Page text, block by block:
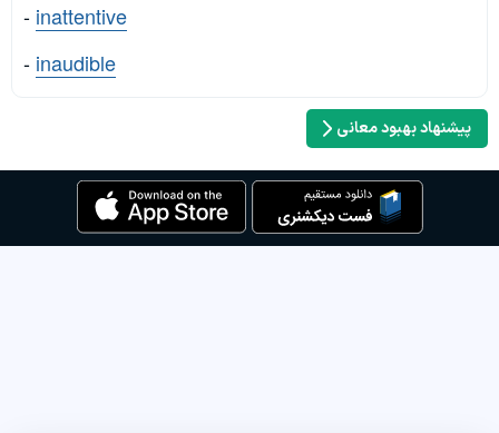
- inattentive
- inaudible
پیشنهاد بهبود معانی